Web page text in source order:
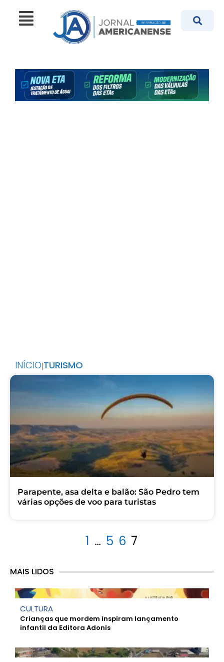
INÍCIO|TURISMO
Parapente, asa delta e balão: São Pedro tem
várias opções de voo para turistas
1 … 5 6 7
MAIS LIDOS
CULTURA
Crianças que mordem inspiram lançamento
infantil da Editora Adonis